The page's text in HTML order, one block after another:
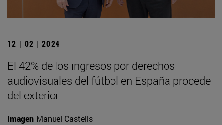
12 | 02 | 2024
El 42% de los ingresos por derechos
audiovisuales del fútbol en España procede
del exterior
Imagen Manuel Castells